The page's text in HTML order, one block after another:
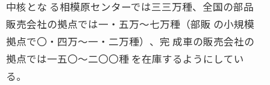
中核とな る相模原センターでは三三万種、全国の部品
販売会社の拠点では一・五万〜七万種（部販 の小規模
拠点で〇・四万〜一・二万種）、完 成車の販売会社の
拠点では一五〇〜二〇〇種 を在庫するようにしてい
る。